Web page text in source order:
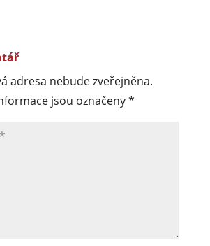
adresa nebude zveřejněna.
jsou označeny*